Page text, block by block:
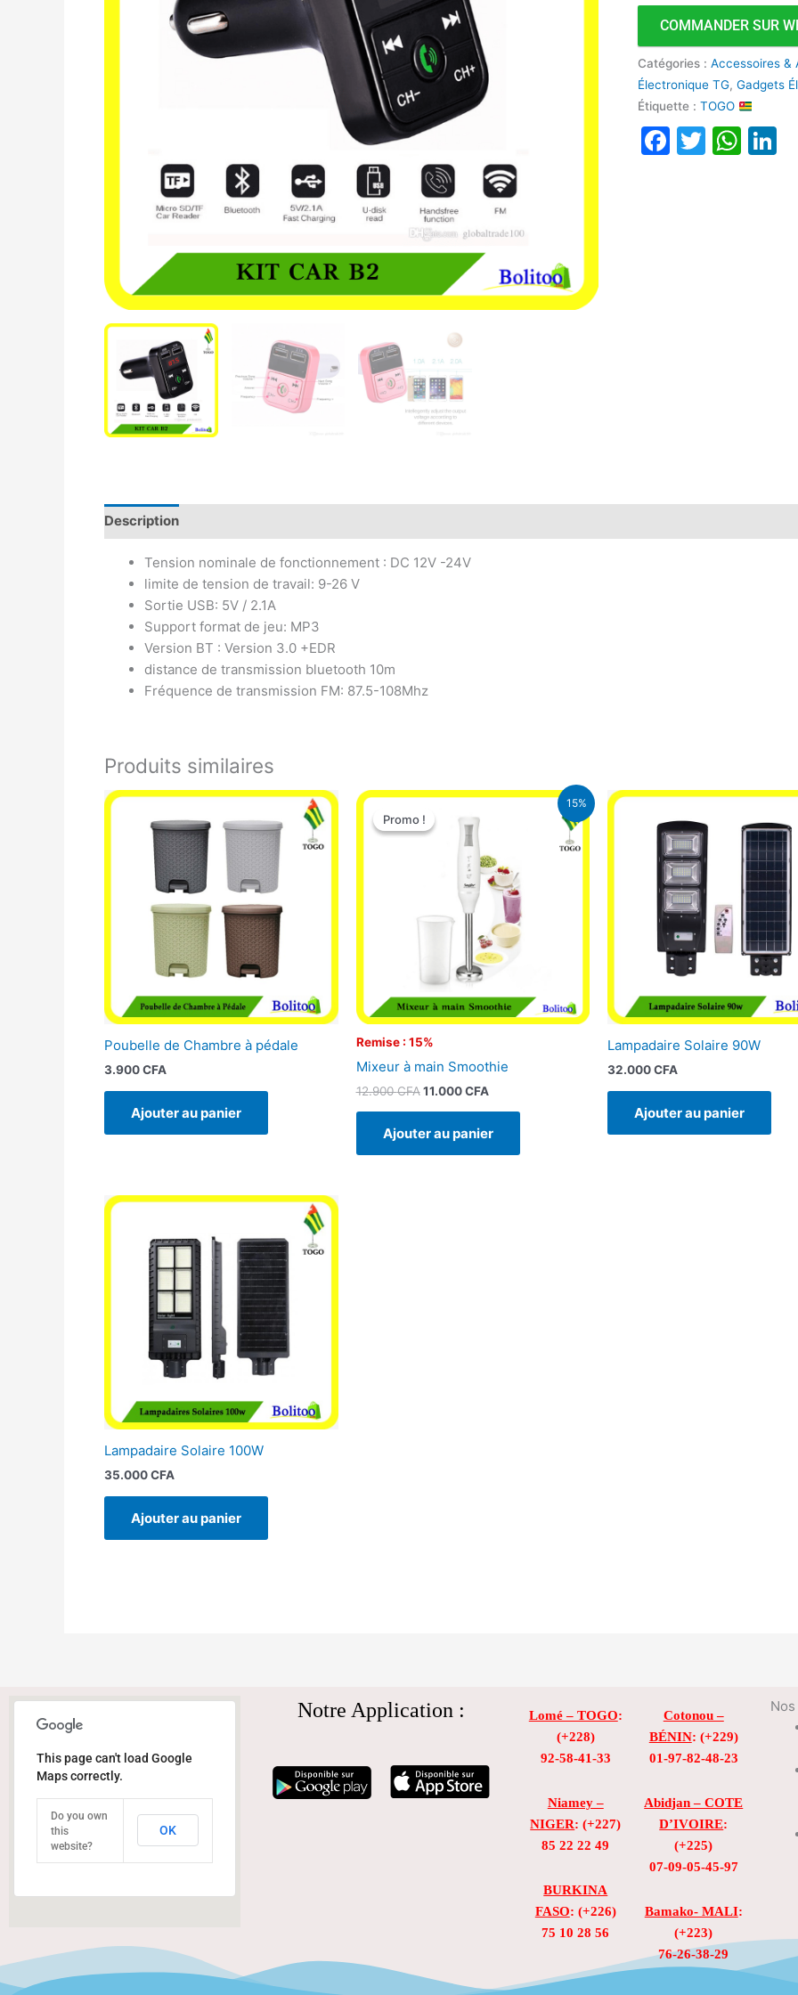
COMMANDER SUR
Catégories :Accessoires &
Électronique TG,Gadgets
Étiquette :TOGO
Facebook
Twitter
Description
Tension nominale de fonctionnement : DC 12V -24V
limite de tension de travail: 9-26 V
Sortie USB: 5V / 2.1A
Support format de jeu: MP3
Version BT : Version 3.0 +EDR
distance de transmission bluetooth 10m
Fréquence de transmission FM: 87.5-108Mhz
Produits similaires
Poubelle de Chambre à pédale
3.900CFA
Ajouter au panier
15%
Promo !
Remise : 15%
Promo !
Mixeur à main Smoothie
12.900CFA
Le
prix
initial
12.900 CFA.
11.000CFA
Le
11.000 CFA.
Ajouter au panier
Lampadaire Solaire 90W
32.000CFA
Ajouter au panier
Lampadaire Solaire 100W
35.000CFA
Ajouter au panier
This page can't load Google
Maps correctly.
Do you own
this
website?
OK
Notre Application : Lomé – TOGO:
(+228)
92-58-41-33
Niamey –
NIGER: (+227)
85 22 22 49
BURKINA
FASO: (+226)
75 10 28 56
Cotonou –
BÉNIN: (+229)
01-97-82-48-23
Abidjan – COTE
D’IVOIRE:
(+225)
07-09-05-45-97
Bamako- MALI:
(+223)
76-26-38-29